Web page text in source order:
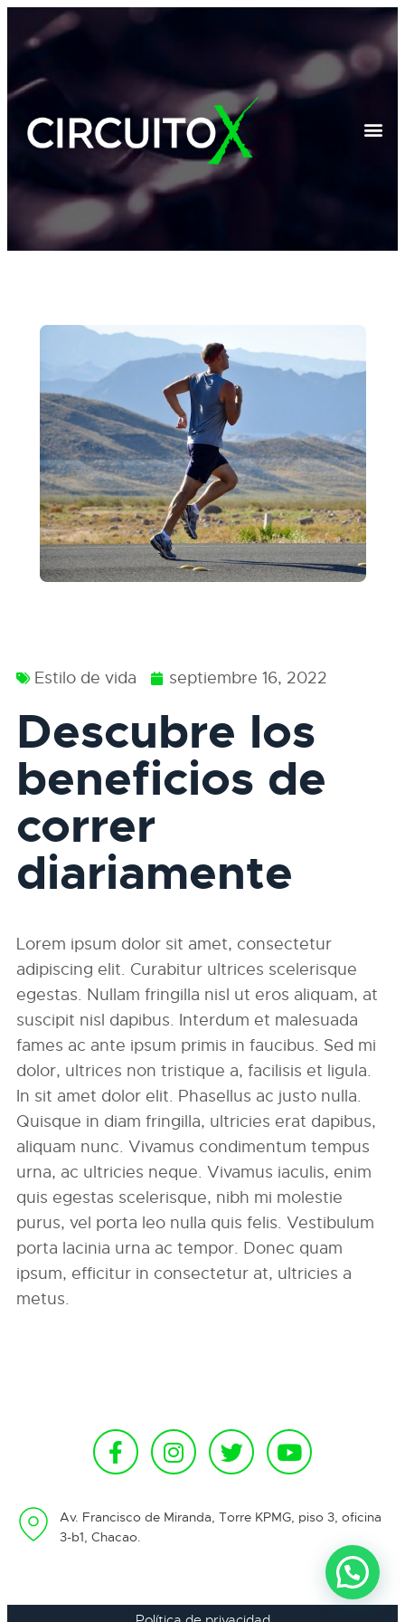
Estilo de vida septiembre 16, 2022
Descubre los
beneficios de
correr
diariamente
Lorem ipsum dolor sit amet, consectetur
adipiscing elit. Curabitur ultrices scelerisque
egestas. Nullam fringilla nisl ut eros aliquam, at
suscipit nisl dapibus. Interdum et malesuada
fames ac ante ipsum primis in faucibus. Sed mi
dolor, ultrices non tristique a, facilisis et ligula.
In sit amet dolor elit. Phasellus ac justo nulla.
Quisque in diam fringilla, ultricies erat dapibus,
aliquam nunc. Vivamus condimentum tempus
urna, ac ultricies neque. Vivamus iaculis, enim
quis egestas scelerisque, nibh mi molestie
purus, vel porta leo nulla quis felis. Vestibulum
porta lacinia urna ac tempor. Donec quam
ipsum, efficitur in consectetur at, ultricies a
metus.
Av. Francisco de Miranda, Torre KPMG, piso 3, oficina
3-b1, Chacao.